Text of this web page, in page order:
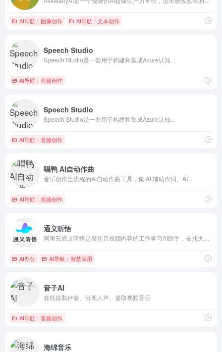
AI导航：图像创作 AI导航：文本创作
Speech Studio
Speech Studio是一套用于构建和集成Azure认知...
AI导航：音频创作
Speech Studio
Speech Studio是一套用于构建和集成Azure认知...
AI导航：音频创作
唱鸭 AI自动作曲
音乐创作全流程的AI自动作曲工具，集 AI 辅助作词、AI ...
AI导航：音频创作
通义听悟
AI办公 AI导航：智慧应用
音子AI
在线提取伴奏、分离人声、提取视频音乐
AI导航：音频创作
海绵音乐